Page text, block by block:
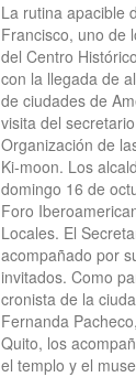
La rutina apacible
Francisco, uno de
del Centro
con la llegada de
de ciudades de
visita del
Organización de
Ki-moon. Los
domingo 16 de
Foro
Locales. El
acompañado por
invitados. Como
cronista de la
Fernanda
Quito, los
el templo y el